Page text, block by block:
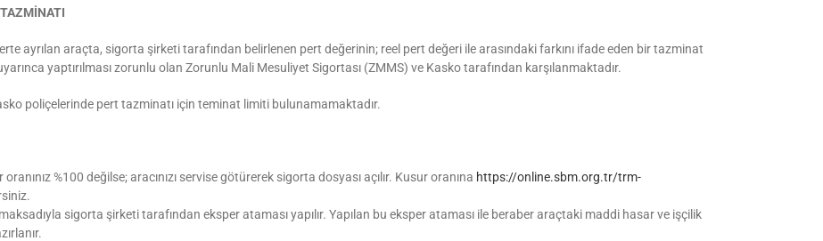
ayrılan araçta, sigorta şirketi tarafından belirlenen pert değerinin; reel pert değeri ile arasındaki farkını ifade eden bir tazminat
yaptırılması zorunlu olan Zorunlu Mali Mesuliyet Sigortası (ZMMS) ve Kasko tarafından karşılanmaktadır.
poliçelerinde pert tazminatı için teminat limiti bulunamamaktadır.
%100 değilse; aracınızı servise götürerek sigorta dosyası açılır. Kusur oranına https://online.sbm.org.tr/trm-
sigorta şirketi tarafından eksper ataması yapılır. Yapılan bu eksper ataması ile beraber araçtaki maddi hasar ve işçilik